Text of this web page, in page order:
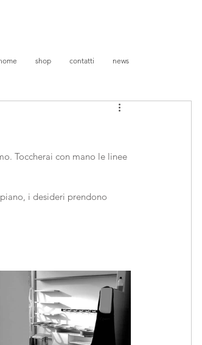
shop contatti news
Toccherai con mano le linee
i desideri prendono